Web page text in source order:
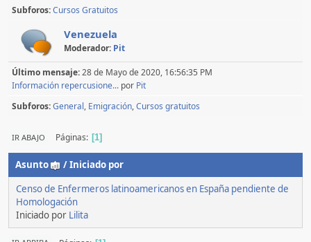
Subforos Cursos Gratuitos
Venezuela
Moderador: Pit
Último mensaje:28 de Mayo de 2020, 16:56:35 PM
Información repercusione... por Pit
Subforos General Emigración Cursos gratuitos
IR ABAJO Páginas 1
Asunto /Iniciado por
Censo de Enfermeros latinoamericanos en España pendiente de
Homologación
Iniciado por Lilita